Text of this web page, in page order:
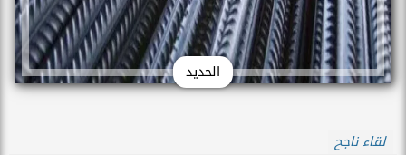
الحديد
لقاء ناجح